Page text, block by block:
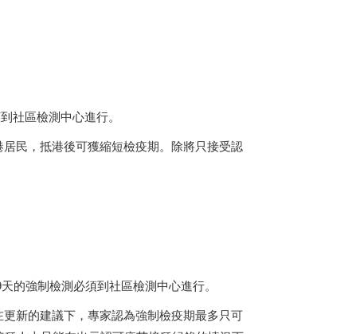
社區檢測中心進行。
居民，抵港後可獲縮短檢疫期。除將只接受認
的強制檢測必須到社區檢測中心進行。
新的建議下，專家認為強制檢疫期最多只可